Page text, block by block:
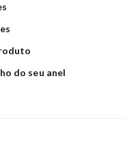
do seu anel